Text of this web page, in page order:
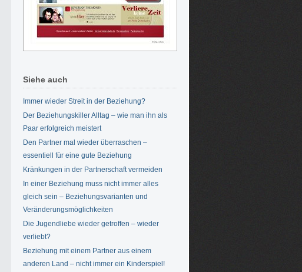
Siehe auch
Immer wieder Streit in der Beziehung?
Der Beziehungskiller Alltag – wie man ihn als
Paar erfolgreich meistert
Den Partner mal wieder überraschen –
essentiell für eine gute Beziehung
Kränkungen in der Partnerschaft vermeiden
In einer Beziehung muss nicht immer alles
gleich sein – Beziehungsvarianten und
Veränderungsmöglichkeiten
Die Jugendliebe wieder getroffen – wieder
verliebt?
Beziehung mit einem Partner aus einem
anderen Land – nicht immer ein Kinderspiel!